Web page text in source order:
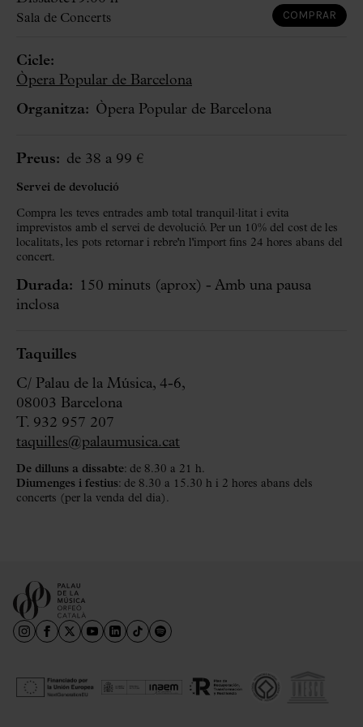
Sala de Concerts COMPRAR
Cicle:
Òpera Popular de Barcelona
Organitza: Òpera Popular de Barcelona
Preus: de 38 a 99 €
Servei de devolució
Compra les teves entrades amb total tranquil·litat i evita
imprevistos amb el servei de devolució. Per un 10% del cost de les
localitats, les pots retornar i rebre'n l'import fins 24 hores abans del
concert.
Durada: 150 minuts (aprox) - Amb una pausa
inclosa
Taquilles
C/ Palau de la Música, 4-6,
08003 Barcelona
T. 932 957 207
taquilles@palaumusica.cat
De dilluns a dissabte: de 8.30 a 21 h.
Diumenges i festius: de 8.30 a 15.30 h i 2 hores abans dels
concerts (per la venda del dia).